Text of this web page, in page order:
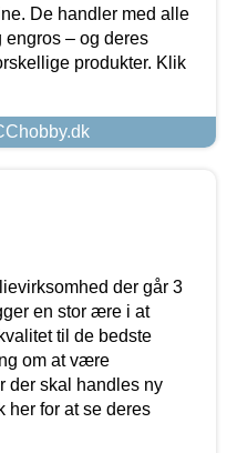
De handler med alle
engros – og deres
produkter. Klik
der går 3
en stor ære i at
til de bedste
om at være
der skal handles ny
her for at se deres